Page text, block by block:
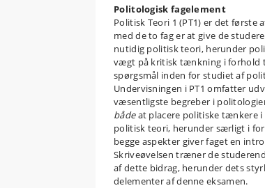
Politologisk fagelement
Politisk Teori 1 (PT1) er det
med de to fag er at give de
nutidig politisk teori, herunder
vægt på kritisk tænkning i forhold
spørgsmål inden for studiet af
Undervisningen i PT1 omfatter
væsentligste begreber i
bådeat placere politiske tænkere i
politisk teori, herunder særligt i
begge aspekter giver faget en
Skriveøvelsen træner de
af dette bidrag, herunder dets
delementer af denne eksamen.